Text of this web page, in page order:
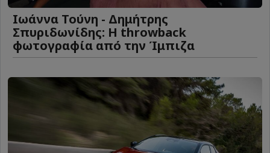
Ιωάννα Τούνη - Δημήτρης
Σπυριδωνίδης: Η throwback
φωτογραφία από την Ίμπιζα